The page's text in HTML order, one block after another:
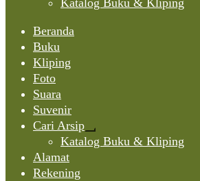
Katalog Buku & Kliping
Beranda
Buku
Kliping
Foto
Suara
Suvenir
Cari Arsip
Expand
child
Katalog Buku & Kliping
Alamat
Rekening